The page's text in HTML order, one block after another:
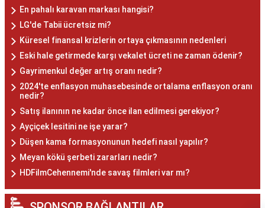
En pahalı karavan markası hangisi?
LG'de Tabii ücretsiz mi?
Küresel finansal krizlerin ortaya çıkmasının nedenleri
Eski hale getirmede karşı vekalet ücreti ne zaman ödenir?
Gayrimenkul değer artış oranı nedir?
2024'te enflasyon muhasebesinde ortalama enflasyon oranı
nedir?
Satış ilanının ne kadar önce ilan edilmesi gerekiyor?
Ayçiçek lesitini ne işe yarar?
Düşen kama formasyonunun hedefi nasıl yapılır?
Meyan kökü şerbeti zararları nedir?
HDFilmCehennemi'nde savaş filmleri var mı?